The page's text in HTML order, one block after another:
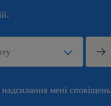
мені сповіщень